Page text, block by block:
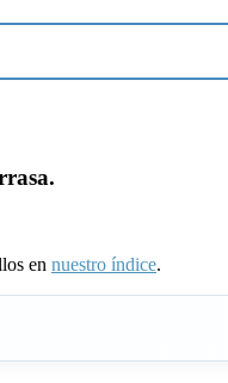
en nuestro índice.